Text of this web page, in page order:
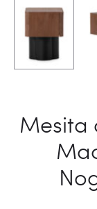
Mesita